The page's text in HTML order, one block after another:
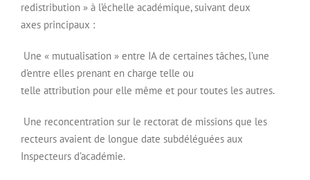
redistribution » à l’échelle académique, suivant deux
axes principaux :
Une « mutualisation » entre IA de certaines tâches, l’une
d’entre elles prenant en charge telle ou
telle attribution pour elle même et pour toutes les autres.
Une reconcentration sur le rectorat de missions que les
recteurs avaient de longue date subdéléguées aux
Inspecteurs d’académie.